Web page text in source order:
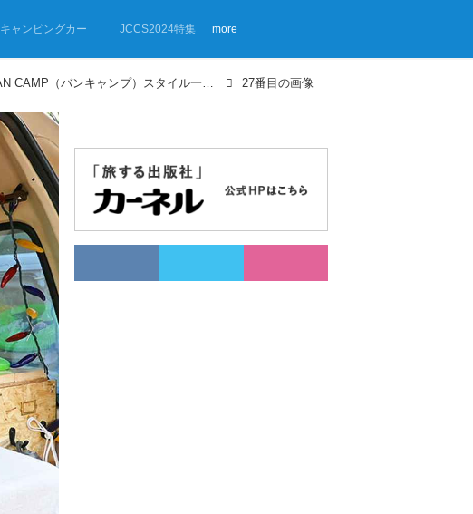
キャンピングカー JCCS2024特集 more
【画像ギャラリー】VAN CAMP（バンキャンプ）スタイル一挙公開！ 27番目の画像